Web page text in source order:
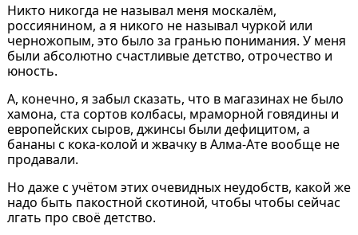
Никто никогда не называл меня москалём,
россиянином, а я никого не называл чуркой или
черножопым, это было за гранью понимания. У меня
были абсолютно счастливые детство, отрочество и
юность.
А, конечно, я забыл сказать, что в магазинах не было
хамона, ста сортов колбасы, мраморной говядины и
европейских сыров, джинсы были дефицитом, а
бананы с кока-колой и жвачку в Алма-Ате вообще не
продавали.
Но даже с учётом этих очевидных неудобств, какой же
надо быть пакостной скотиной, чтобы чтобы сейчас
лгать про своё детство.